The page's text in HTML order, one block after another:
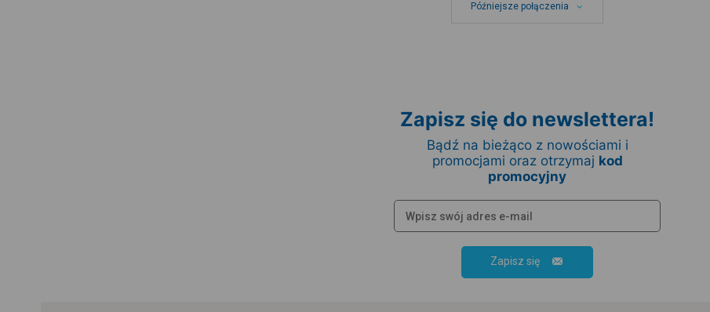
Późniejsze połączenia
Zapisz się do newslettera!
Bądź na bieżąco z nowościami i
promocjami oraz otrzymaj kod
promocyjny
Zapisz się